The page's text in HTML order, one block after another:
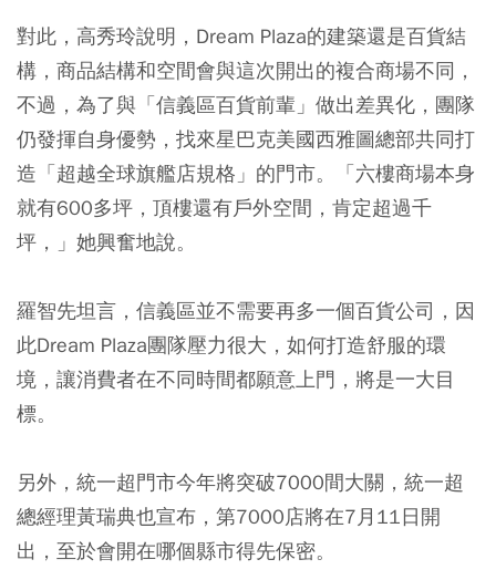
對此，高秀玲說明，Dream Plaza的建築還是百貨結
構，商品結構和空間會與這次開出的複合商場不同，
不過，為了與「信義區百貨前輩」做出差異化，團隊
仍發揮自身優勢，找來星巴克美國西雅圖總部共同打
造「超越全球旗艦店規格」的門市。「六樓商場本身
就有600多坪，頂樓還有戶外空間，肯定超過千
坪，」她興奮地說。
羅智先坦言，信義區並不需要再多一個百貨公司，因
此Dream Plaza團隊壓力很大，如何打造舒服的環
境，讓消費者在不同時間都願意上門，將是一大目
標。
另外，統一超門市今年將突破7000間大關，統一超
總經理黃瑞典也宣布，第7000店將在7月11日開
出，至於會開在哪個縣市得先保密。